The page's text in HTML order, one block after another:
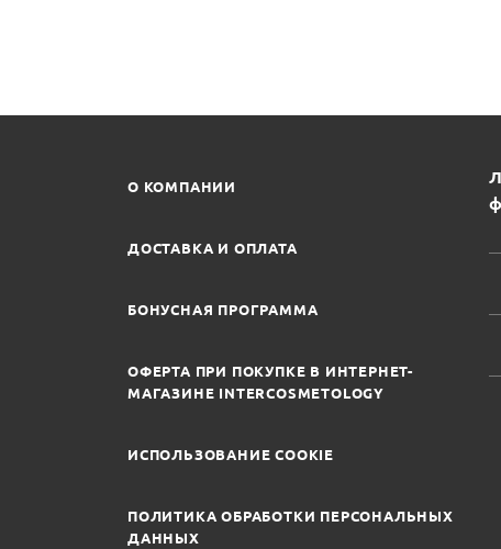
О КОМПАНИИ
ДОСТАВКА И ОПЛАТА
БОНУСНАЯ ПРОГРАММА
ОФЕРТА ПРИ ПОКУПКЕ В ИНТЕРНЕТ-
МАГАЗИНЕ INTERCOSMETOLOGY
ИСПОЛЬЗОВАНИЕ COOKIE
ПОЛИТИКА ОБРАБОТКИ ПЕРСОНАЛЬНЫХ
ДАННЫХ